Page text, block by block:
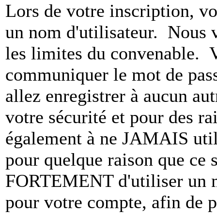
Lors de votre inscription,
un nom d'utilisateur. Nous
les limites du convenable.
communiquer le mot de
allez enregistrer à aucun
votre sécurité et pour des
également à ne JAMAIS
pour quelque raison que
FORTEMENT d'utiliser un
pour votre compte, afin de